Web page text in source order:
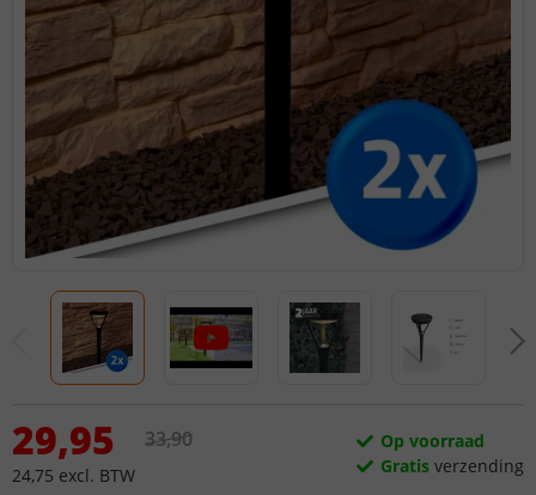
29,95
24,75 excl. BTW
33,90
Op voorraad
Gratis verzending